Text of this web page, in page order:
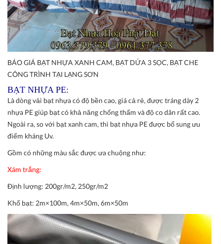
BÁO GIÁ BẠT NHỰA XANH CAM, BẠT DỨA 3 SỌC, BẠT CHE
CÔNG TRÌNH TẠI LẠNG SƠN
BẠT NHỰA PE:
Là dòng vải bạt nhựa có độ bền cao, giá cả rẻ, được tráng dày 2
nhựa PE giúp bạt có khả năng chống thấm và độ co dãn rất cao.
Ngoài ra, so với bạt xanh cam, thì bạt nhựa PE được bổ sung ưu
điểm kháng Uv.
Gồm có những màu sắc được ưa chuộng như:
Xám trắng:
Định lượng: 200gr/m2, 250gr/m2
Khổ bạt: 2m×100m, 4m×50m, 6m×50m